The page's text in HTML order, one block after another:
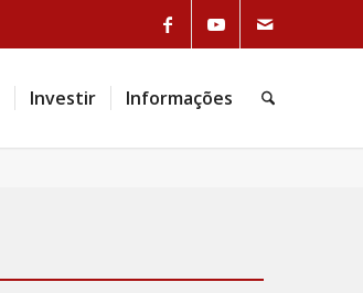
Link to Facebook
Link to Youtube
Investir Informações Pesquisa